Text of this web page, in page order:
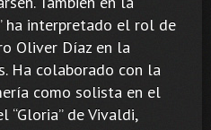
ha interpretado el rol de
Oliver Díaz en la
Ha colaborado con la
como solista en el
“Gloria” de Vivaldi,